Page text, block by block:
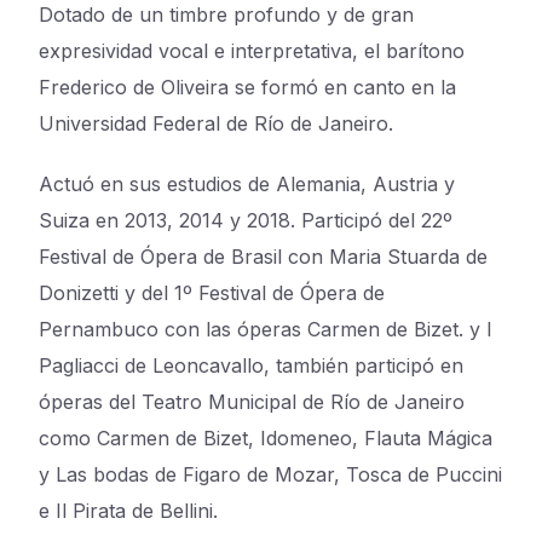
Dotado de un timbre profundo y de gran
expresividad vocal e interpretativa, el barítono
Frederico de Oliveira se formó en canto en la
Universidad Federal de Río de Janeiro.
Actuó en sus estudios de Alemania, Austria y
Suiza en 2013, 2014 y 2018. Participó del 22º
Festival de Ópera de Brasil con Maria Stuarda de
Donizetti y del 1º Festival de Ópera de
Pernambuco con las óperas Carmen de Bizet. y I
Pagliacci de Leoncavallo, también participó en
óperas del Teatro Municipal de Río de Janeiro
como Carmen de Bizet, Idomeneo, Flauta Mágica
y Las bodas de Figaro de Mozar, Tosca de Puccini
e Il Pirata de Bellini.